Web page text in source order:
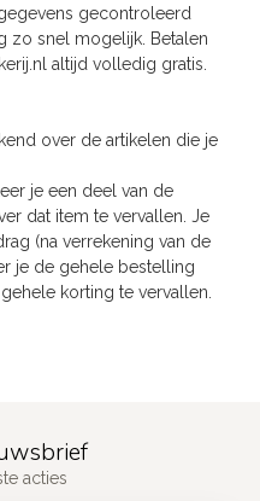
gecontroleerd
zo snel mogelijk. Betalen
altijd volledig gratis.
over de artikelen die je
je een deel van de
dat item te vervallen. Je
(na verrekening van de
je de gehele bestelling
korting te vervallen.
acties